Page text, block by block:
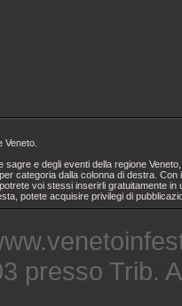
sagre e degli eventi della regione
categoria dalla colonna di destra.
voi stessi inserirli gratuitamente
potete acquisire privilegi di
presso Trib.